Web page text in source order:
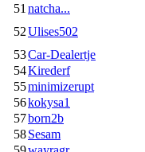
51 natcha...
52Ulises502
53Car-Dealertje
54Kirederf
55minimizerupt
56kokysa1
57born2b
58Sesam